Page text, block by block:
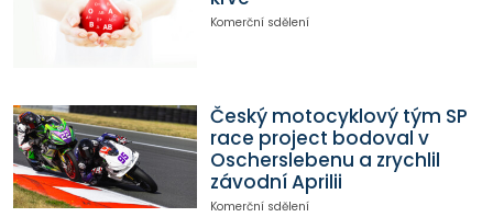
Komerční sdělení
Český motocyklový tým SP
race project bodoval v
Oscherslebenu a zrychlil
závodní Aprilii
Komerční sdělení